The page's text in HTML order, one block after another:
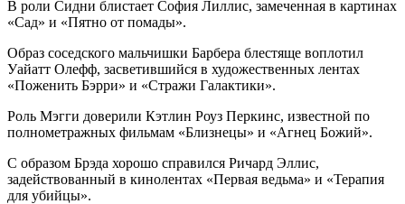
В роли Сидни блистает София Лиллис, замеченная в картинах
«Сад» и «Пятно от помады».
Образ соседского мальчишки Барбера блестяще воплотил
Уайатт Олефф, засветившийся в художественных лентах
«Поженить Бэрри» и «Стражи Галактики».
Роль Мэгги доверили Кэтлин Роуз Перкинс, известной по
полнометражных фильмам «Близнецы» и «Агнец Божий».
С образом Брэда хорошо справился Ричард Эллис,
задействованный в кинолентах «Первая ведьма» и «Терапия
для убийцы».